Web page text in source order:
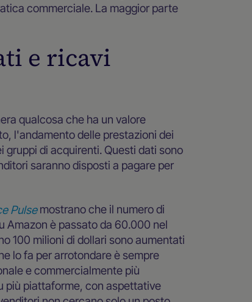
commerciale. La maggior parte
e ricavi
qualcosa che ha un valore
l'andamento delle prestazioni dei
di acquirenti. Questi dati sono
saranno disposti a pagare per
Pulsemostrano che il numero di
Amazon è passato da 60.000 nel
100 milioni di dollari sono aumentati
lo fa per arrotondare è sempre
e commercialmente più
più piattaforme, con aspettative